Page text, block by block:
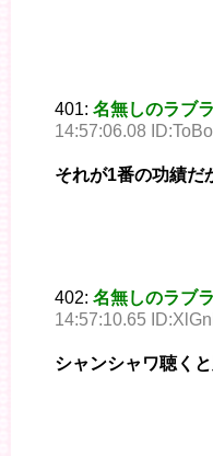
401: 名無しのラブ
14:57:06.08
それが1番の功績だ
402: 名無しのラブ
14:57:10.65
シャンシャワ聴く